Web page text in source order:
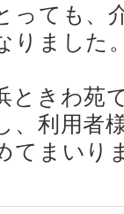
っても、
りました
ときわ苑
、利用者
てまいり